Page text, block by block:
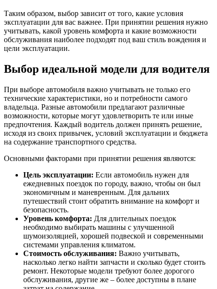
Таким образом, выбор зависит от того, какие условия
эксплуатации для вас важнее. При принятии решения нужно
учитывать, какой уровень комфорта и какие возможности
обслуживания наиболее подходят под ваш стиль вождения и
цели эксплуатации.
Выбор идеальной модели для водителя
При выборе автомобиля важно учитывать не только его
технические характеристики, но и потребности самого
владельца. Разные автомобили предлагают различные
возможности, которые могут удовлетворить те или иные
предпочтения. Каждый водитель должен принять решение,
исходя из своих привычек, условий эксплуатации и бюджета
на содержание транспортного средства.
Основными факторами при принятии решения являются:
Цель эксплуатации: Если автомобиль нужен для
ежедневных поездок по городу, важно, чтобы он был
экономичным и маневренным. Для дальних
путешествий стоит обратить внимание на комфорт и
безопасность.
Уровень комфорта: Для длительных поездок
необходимо выбирать машины с улучшенной
шумоизоляцией, хорошей подвеской и современными
системами управления климатом.
Стоимость обслуживания: Важно учитывать,
насколько легко найти запчасти и сколько будет стоить
ремонт. Некоторые модели требуют более дорогого
обслуживания, другие же – более доступны в плане